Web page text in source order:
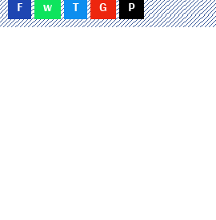
F w T G P